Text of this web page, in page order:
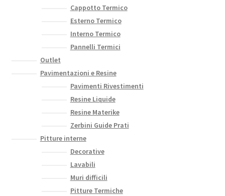
Cappotto Termico
Esterno Termico
Interno Termico
Pannelli Termici
Outlet
Pavimentazioni e Resine
Pavimenti Rivestimenti
Resine Liquide
Resine Materike
Zerbini Guide Prati
Pitture interne
Decorative
Lavabili
Muri difficili
Pitture Termiche